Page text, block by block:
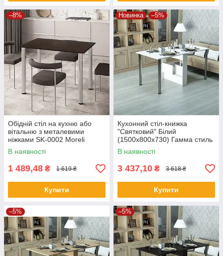
–8%
Обідній стіл на кухню або
вітальню з металевими
ніжками SK-0002 Moreli
В наявності
1 489,48 ₴ 1 619 ₴
Купити
Новинка –5%
Кухонний стіл-книжка
"Святковий" Білий
(1500x800x730) Гамма стиль
В наявності
3 437,10 ₴ 3 618 ₴
Купити
–5% –5%